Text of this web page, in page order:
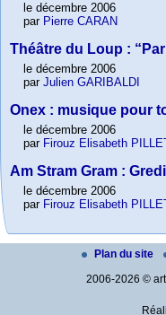
le décembre 2006
par Pierre CARAN
Théâtre du Loup :
le décembre 2006
par Julien GARIBALDI
Onex : musique pour
le décembre 2006
par Firouz Elisabeth
Am Stram Gram :
le décembre 2006
par Firouz Elisabeth
Plan du site
2006-2026 ©